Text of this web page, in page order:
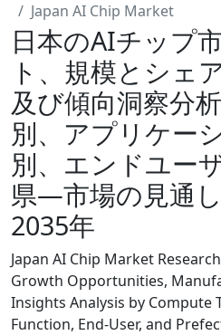
Japan AI Chip Market
日本のAIチップ
ト、規模とシェ
及び傾向洞察分
別、アプリケー
別、エンドユー
県―市場の見通
2035年
Japan AI Chip Market
Growth Opportunities,
Insights Analysis by Compute
Function, End-User, and